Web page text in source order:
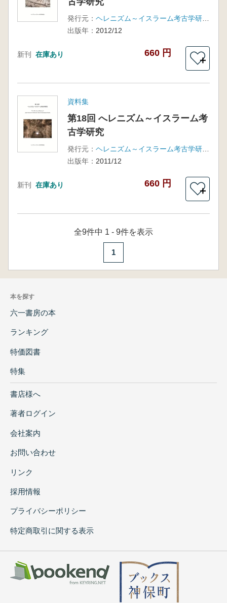
発行元：
ヘレニズム～イスラーム考古学研究会
出版年： 2012/12
新刊 在庫あり 660 円
＋
資料集
第18回 へレニズム～イスラーム考
古学研究
発行元：
ヘレニズム～イスラーム考古学研究会
出版年： 2011/12
新刊 在庫あり 660 円
＋
全9件中 1 - 9件を表示
1
本を探す
六一書房の本
ランキング
特価図書
特集
書店様へ
著者ログイン
会社案内
お問い合わせ
リンク
採用情報
プライバシーポリシー
特定商取引に関する表示